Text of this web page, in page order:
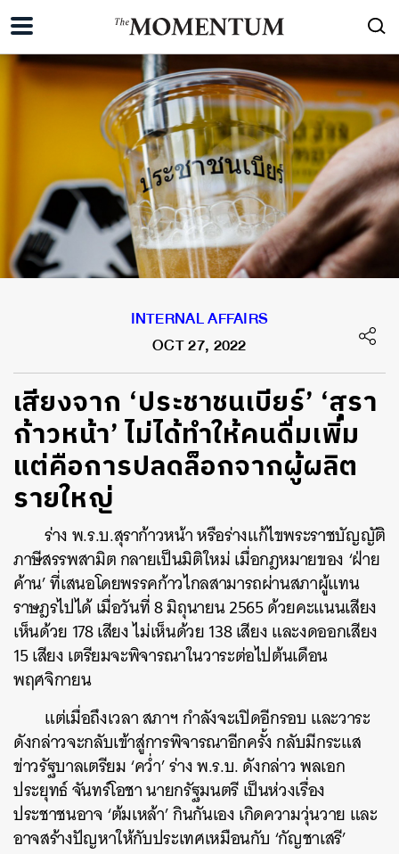
INTERNAL AFFAIRS
OCT 27, 2022
เสียงจาก ‘ประชาชนเบียร์’ ‘สุรา
ก้าวหน้า’ ไม่ได้ทำให้คนดื่มเพิ่ม
แต่คือการปลดล็อกจากผู้ผลิต
รายใหญ่
ร่าง พ.ร.บ.สุราก้าวหน้า หรือร่างแก้ไขพระราชบัญญัติ
ภาษีสรรพสามิต กลายเป็นมิติใหม่ เมื่อกฎหมายของ ‘ฝ่าย
ค้าน’ ที่เสนอโดยพรรคก้าวไกลสามารถผ่านสภาผู้แทน
ราษฎรไปได้ เมื่อวันที่ 8 มิถุนายน 2565 ด้วยคะแนนเสียง
เห็นด้วย 178 เสียง ไม่เห็นด้วย 138 เสียง และงดออกเสียง
15 เสียง เตรียมจะพิจารณาในวาระต่อไปต้นเดือน
พฤศจิกายน
แต่เมื่อถึงเวลา สภาฯ กำลังจะเปิดอีกรอบ และวาระ
ดังกล่าวจะกลับเข้าสู่การพิจารณาอีกครั้ง กลับมีกระแส
ข่าวรัฐบาลเตรียม ‘คว่ำ’ ร่าง พ.ร.บ. ดังกล่าว พลเอก
ประยุทธ์ จันทร์โอชา นายกรัฐมนตรี เป็นห่วงเรื่อง
ประชาชนอาจ ‘ต้มเหล้า’ กินกันเอง เกิดความวุ่นวาย และ
อาจสร้างปัญหาให้กับประเทศเหมือนกับ ‘กัญชาเสรี’